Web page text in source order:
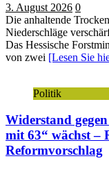
3. August 2026 0
Die anhaltende
Niederschläge
Das Hessische
von zwei [Lesen Sie
Politik
Widerstand
mit 63“ wächst –
Reformvorschlag